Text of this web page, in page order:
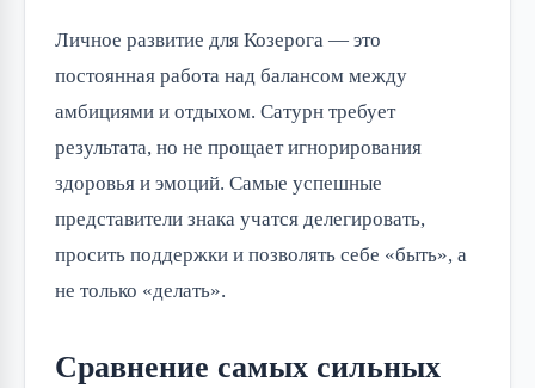
Личное развитие для Козерога — это
постоянная работа над балансом между
амбициями и отдыхом. Сатурн требует
результата, но не прощает игнорирования
здоровья и эмоций. Самые успешные
представители знака учатся делегировать,
просить поддержки и позволять себе «быть», а
не только «делать».
Сравнение самых сильных